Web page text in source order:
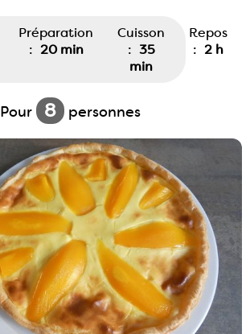
Préparation
: 20 min
Cuisson
: 35
min
Repos
: 2 h
Pour 8 personnes